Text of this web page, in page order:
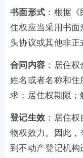
书面形式 ：根据
住权应当采用书面
头协议或其他非正
合同内容 ：居住
姓名或者名称和
求；居住权期限；
登记生效 ：居住
物权效力。因此
到不动产登记机构